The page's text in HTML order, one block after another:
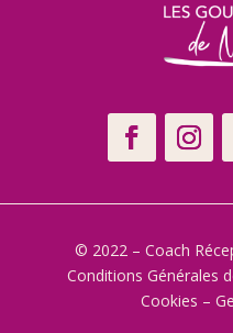
© 2022 – Coach
Conditions Générales
Cookies –